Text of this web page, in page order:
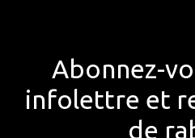
Abonnez-
infolettre et
de